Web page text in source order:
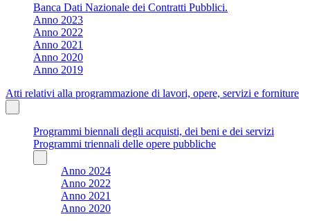
Banca Dati Nazionale dei Contratti Pubblici.
Anno 2023
Anno 2022
Anno 2021
Anno 2020
Anno 2019
Atti relativi alla programmazione di lavori, opere, servizi e forniture
Programmi biennali degli acquisti, dei beni e dei servizi
Programmi triennali delle opere pubbliche
Anno 2024
Anno 2022
Anno 2021
Anno 2020